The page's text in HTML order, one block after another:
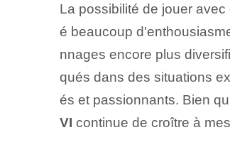
La possibilité de jouer
é beaucoup
nnages encore plus
qués dans des situations
és et passionnants. Bien
VI continue de croître à